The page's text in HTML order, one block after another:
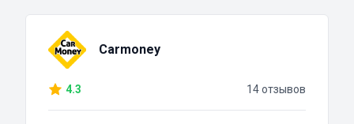
Carmoney
4.3 14 отзывов